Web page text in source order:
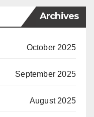
Archives
October 2025
September 2025
August 2025